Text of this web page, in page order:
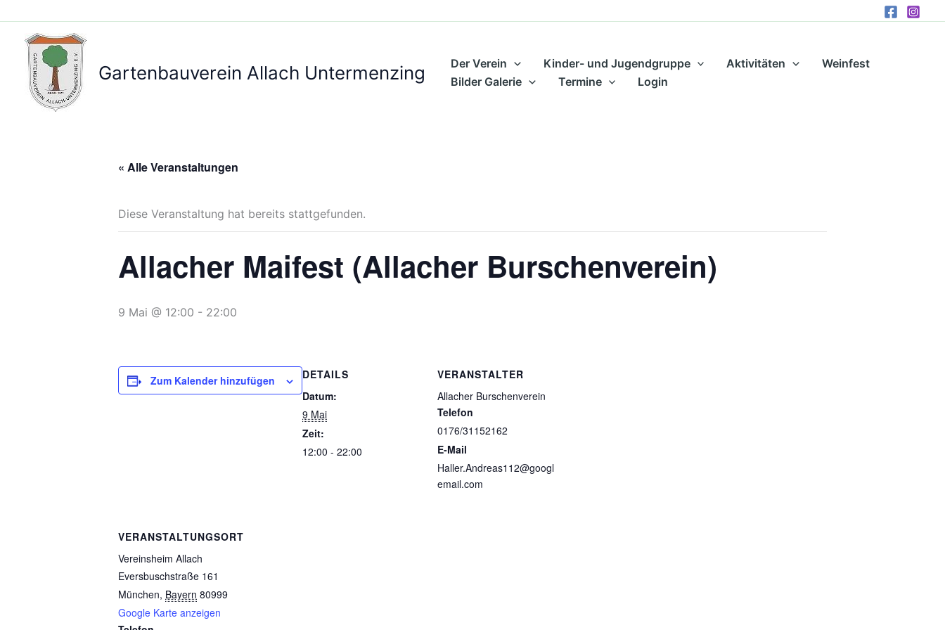
springen
Gartenbauverein Allach Untermenzing Der Verein Kinder- und Jugendgruppe Aktivitäten
Weinfest
Bilder Galerie
Termine Login
« Alle Veranstaltungen
Diese Veranstaltung hat bereits stattgefunden.
Allacher Maifest (Allacher Burschenverein)
9 Mai @ 12:00 - 22:00
Zum Kalender hinzufügen
DETAILS
Datum:
9 Mai
Zeit:
12:00 - 22:00
VERANSTALTER
Allacher Burschenverein
Telefon
0176/31152162
E-Mail
Haller.Andreas112@googl
email.com
VERANSTALTUNGSORT
Vereinsheim Allach
Eversbuschstraße 161
München, Bayern 80999
Google Karte anzeigen